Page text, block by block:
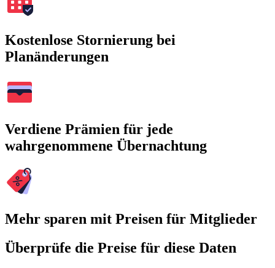
Kostenlose Stornierung bei
Planänderungen
Verdiene Prämien für jede
wahrgenommene Übernachtung
Mehr sparen mit Preisen für Mitglieder
Überprüfe die Preise für diese Daten